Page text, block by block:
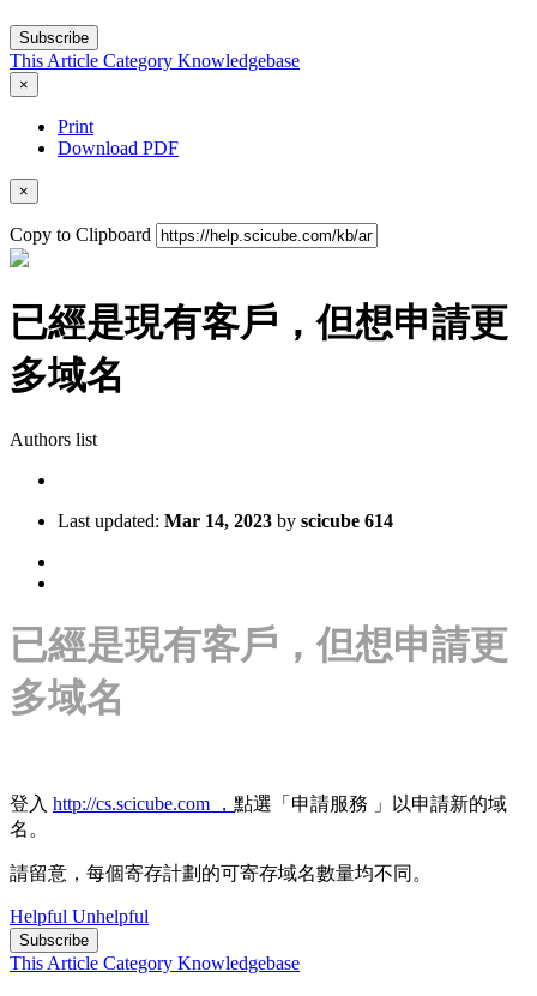
Subscribe
This Article Category Knowledgebase
×
Print
Download PDF
×
Copy to Clipboard
已經是現有客戶，但想申請更
多域名
Authors list
Last updated: Mar 14, 2023 by scicube 614
已經是現有客戶，但想申請更
多域名
登入 http://cs.scicube.com ， 點選「申請服務 」以申請新的域
名。
請留意，每個寄存計劃的可寄存域名數量均不同。
Helpful Unhelpful
Subscribe
This Article Category Knowledgebase